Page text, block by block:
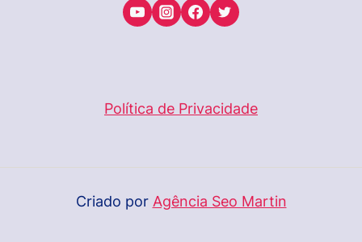
Política de Privacidade
Criado por Agência Seo Martin